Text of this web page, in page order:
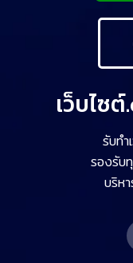
เว็บไซ
รับท
รองรับ
บริห